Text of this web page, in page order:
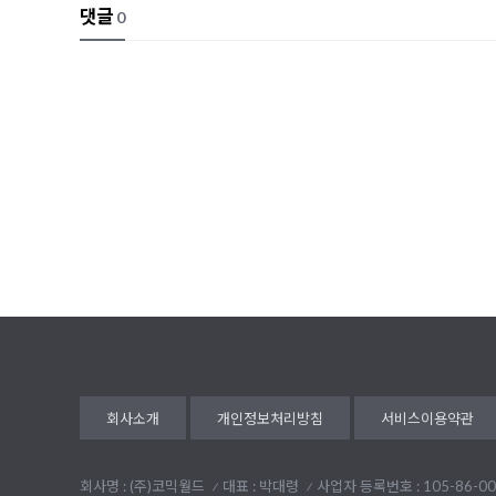
댓글 0
회사소개 개인정보처리방침 서비스이용약관
회사명 : (주)코믹월드 대표 : 박대령 사업자 등록번호 : 105-86-